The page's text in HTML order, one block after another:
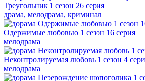
Треугольник 1 сезон 26 серия
драма, мелодрама, криминал
Одержимые любовью 1 сезон 16 серия
мелодрама
Неконтролируемая любовь 1 сезон 4
мелодрама